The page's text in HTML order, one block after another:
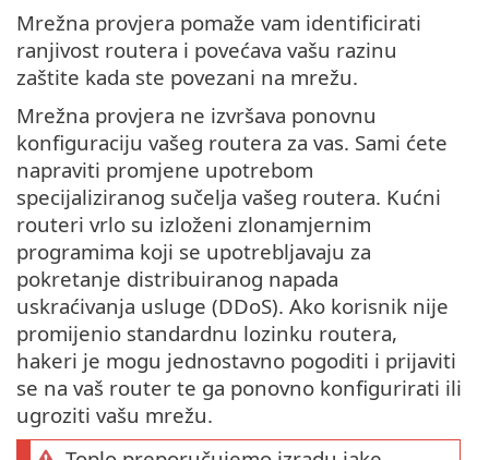
Mrežna provjera pomaže vam identificirati
ranjivost routera i povećava vašu razinu
zaštite kada ste povezani na mrežu.
Mrežna provjera ne izvršava ponovnu
konfiguraciju vašeg routera za vas. Sami ćete
napraviti promjene upotrebom
specijaliziranog sučelja vašeg routera. Kućni
routeri vrlo su izloženi zlonamjernim
programima koji se upotrebljavaju za
pokretanje distribuiranog napada
uskraćivanja usluge (DDoS). Ako korisnik nije
promijenio standardnu lozinku routera,
hakeri je mogu jednostavno pogoditi i prijaviti
se na vaš router te ga ponovno konfigurirati ili
ugroziti vašu mrežu.